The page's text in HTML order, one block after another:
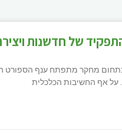
של חדשנות
מחקר מתפתח ענף הספורט
על אף החשיבות הכלכלית